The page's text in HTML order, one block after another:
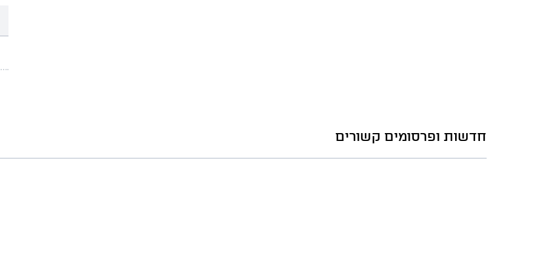
חדשות ופרסומים קשורים